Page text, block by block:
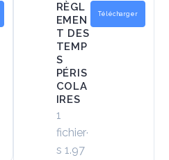
RÈGL
EMEN
T DES
TEMP
S
PÉRIS
COLA
IRES
1
fichier·
s 1.97
Télécharger